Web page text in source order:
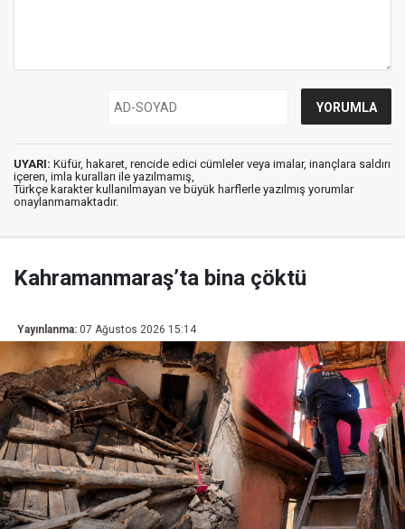
UYARI: Küfür, hakaret, rencide edici cümleler veya imalar, inançlara saldırı
içeren, imla kuralları ile yazılmamış,
Türkçe karakter kullanılmayan ve büyük harflerle yazılmış yorumlar
onaylanmamaktadır.
Kahramanmaraş’ta bina çöktü
Yayınlanma: 07 Ağustos 2026 15:14